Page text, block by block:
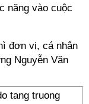
năng vào cuộc
đơn vị, cá nhân
Nguyễn Văn